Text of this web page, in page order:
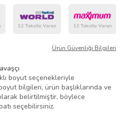
Ürün Güvenliği Bilgileri
boyut seçenekleriyle
bilgileri, ürün başlıklarında ve
belirtilmiştir, böylece
seçebilirsiniz.